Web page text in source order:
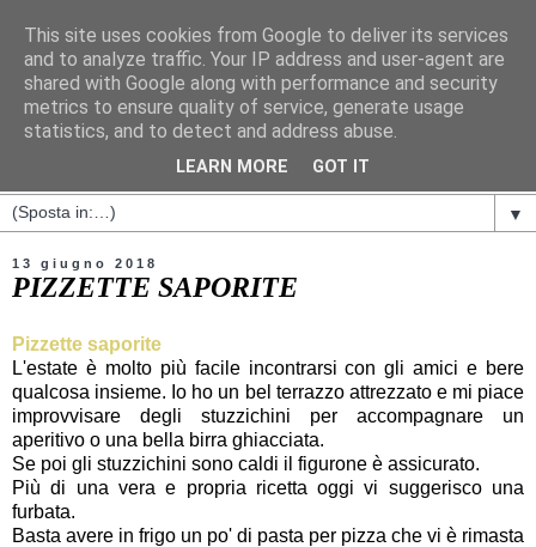
▼
13 giugno 2018
PIZZETTE SAPORITE
Pizzette saporite
L'estate è molto più facile incontrarsi con gli amici e bere
qualcosa insieme. Io ho un bel terrazzo attrezzato e mi piace
improvvisare degli stuzzichini per accompagnare un
aperitivo o una bella birra ghiacciata.
Se poi gli stuzzichini sono caldi il figurone è assicurato.
Più di una vera e propria ricetta oggi vi suggerisco una
furbata.
Basta avere in frigo un po' di pasta per pizza che vi è rimasta
This site uses cookies from Google to deliver its services
and to analyze traffic. Your IP address and user-agent are
shared with Google along with performance and security
metrics to ensure quality of service, generate usage
statistics, and to detect and address abuse.
LEARN MORE GOT IT